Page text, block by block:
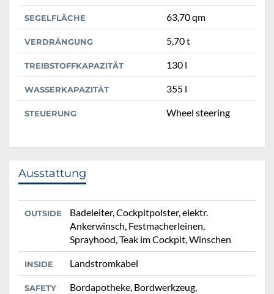
SEGELFLÄCHE 63,70 qm
VERDRÄNGUNG 5,70 t
TREIBSTOFFKAPAZITÄT 130 l
WASSERKAPAZITÄT 355 l
STEUERUNG Wheel steering
Ausstattung
OUTSIDE
Badeleiter, Cockpitpolster, elektr.
Ankerwinsch, Festmacherleinen,
Sprayhood, Teak im Cockpit, Winschen
INSIDE Landstromkabel
SAFETY Bordapotheke, Bordwerkzeug,